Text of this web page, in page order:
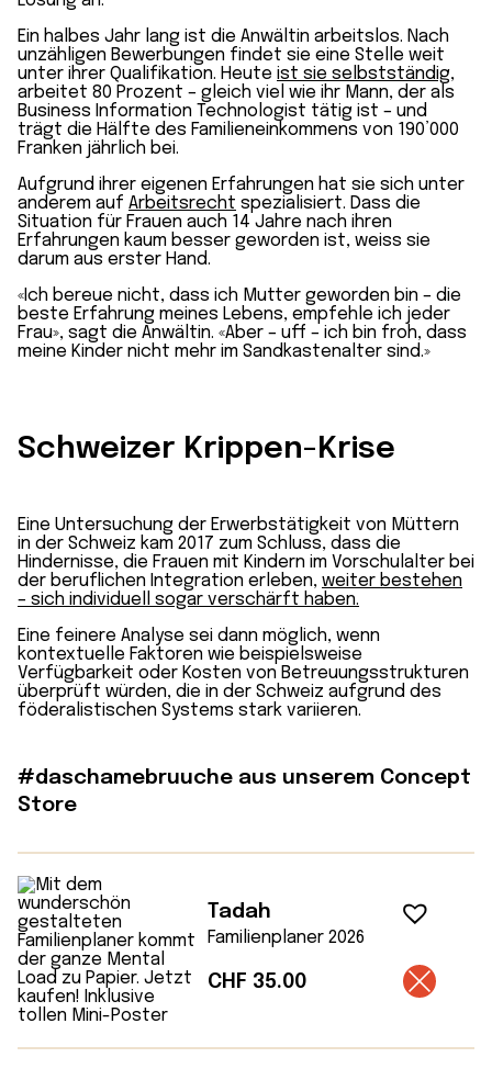
Ein halbes Jahr lang ist die Anwältin arbeitslos. Nach
unzähligen Bewerbungen findet sie eine Stelle weit
unter ihrer Qualifikation. Heute ist sie selbst­ständig,
arbeitet 80 Prozent – gleich viel wie ihr Mann, der als
Business Information Technologist tätig ist – und
trägt die Hälfte des Familien­einkommens von 190’000
Franken jährlich bei.
Aufgrund ihrer eigenen Erfahrungen hat sie sich unter
anderem auf Arbeits­recht spezialisiert. Dass die
Situation für Frauen auch 14 Jahre nach ihren
Erfahrungen kaum besser geworden ist, weiss sie
darum aus erster Hand.
«Ich bereue nicht, dass ich Mutter geworden bin – die
beste Erfahrung meines Lebens, empfehle ich jeder
Frau», sagt die Anwältin. «Aber – uff – ich bin froh, dass
meine Kinder nicht mehr im Sand­kasten­alter sind.»
Schweizer Krippen-Krise
Eine Untersuchung der Erwerbs­tätigkeit von Müttern
in der Schweiz kam 2017 zum Schluss, dass die
Hindernisse, die Frauen mit Kindern im Vorschul­alter bei
der beruflichen Integration erleben, weiter bestehen
– sich individuell sogar verschärft haben.
Eine feinere Analyse sei dann möglich, wenn
kontextuelle Faktoren wie beispiels­weise
Verfügbarkeit oder Kosten von Betreuungs­strukturen
überprüft würden, die in der Schweiz aufgrund des
föderalistischen Systems stark variieren.
#daschamebruuche aus unserem Concept
Store
Tadah
Familienplaner 2026
CHF 35.00